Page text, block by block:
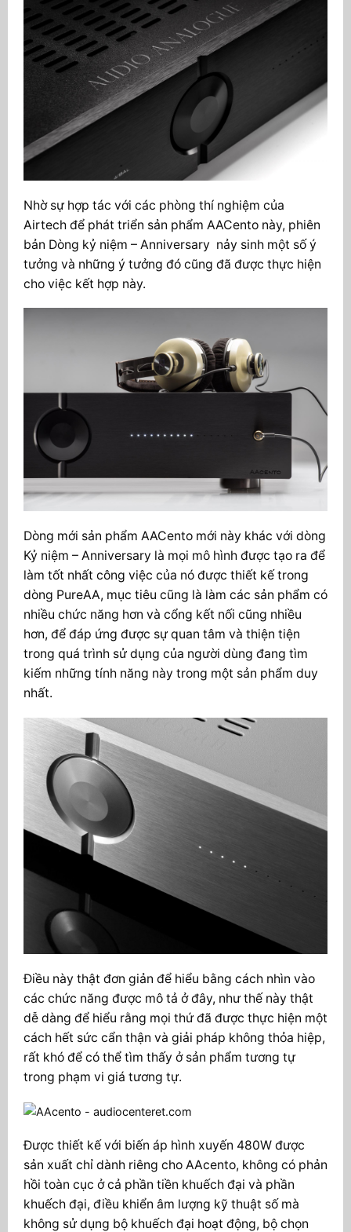
Nhờ sự hợp tác với các phòng thí nghiệm của
Airtech để phát triển sản phẩm AACento này, phiên
bản Dòng kỷ niệm – Anniversary nảy sinh một số ý
tưởng và những ý tưởng đó cũng đã được thực hiện
cho việc kết hợp này.
Dòng mới sản phẩm AACento mới này khác với dòng
Kỷ niệm – Anniversary là mọi mô hình được tạo ra để
làm tốt nhất công việc của nó được thiết kế trong
dòng PureAA, mục tiêu cũng là làm các sản phẩm có
nhiều chức năng hơn và cổng kết nối cũng nhiều
hơn, để đáp ứng được sự quan tâm và thiện tiện
trong quá trình sử dụng của người dùng đang tìm
kiếm những tính năng này trong một sản phẩm duy
nhất.
Điều này thật đơn giản để hiểu bằng cách nhìn vào
các chức năng được mô tả ở đây, như thế này thật
dễ dàng để hiểu rằng mọi thứ đã được thực hiện một
cách hết sức cẩn thận và giải pháp không thỏa hiệp,
rất khó để có thể tìm thấy ở sản phẩm tương tự
trong phạm vi giá tương tự.
Được thiết kế với biến áp hình xuyến 480W được
sản xuất chỉ dành riêng cho AAcento, không có phản
hồi toàn cục ở cả phần tiền khuếch đại và phần
khuếch đại, điều khiển âm lượng kỹ thuật số mà
không sử dụng bộ khuếch đại hoạt động, bộ chọn